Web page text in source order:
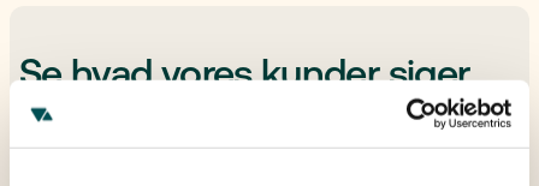
Se hvad vores kunder siger
No items found.